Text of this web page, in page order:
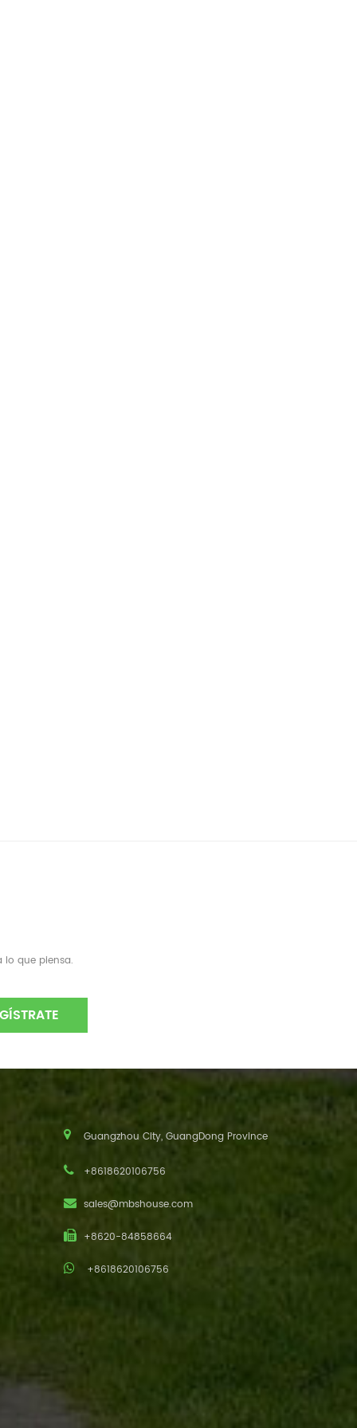
lo que piensa.
Guangzhou City, GuangDong Province
+8618620106756
sales@mbshouse.com
+8620-84858664
+8618620106756